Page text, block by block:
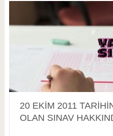
20 EKİM 2011
OLAN SINAV